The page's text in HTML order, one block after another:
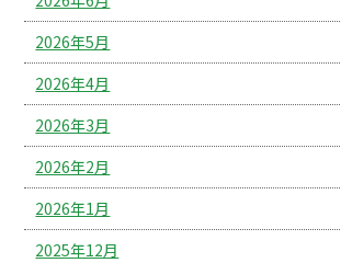
2026年5月
2026年4月
2026年3月
2026年2月
2026年1月
2025年12月